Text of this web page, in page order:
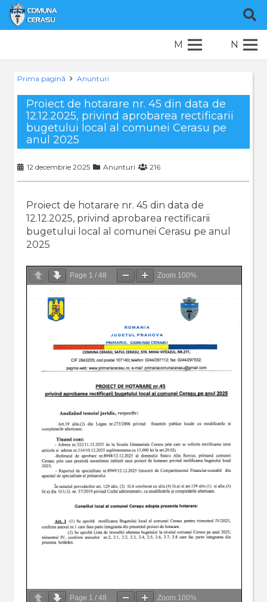
M N
Prima pagină Anunturi
Proiect de hotarare nr. 45 din data de
12.12.2025, privind aprobarea rectificarii
bugetului local al comunei Cerasu pe
anul 2025
12 decembrie 2025 Anunturi 216
Proiect de hotarare nr. 45 din data de
12.12.2025, privind aprobarea rectificarii
bugetului local al comunei Cerasu pe anul
2025
Page 1 / 48 Zoom 100%
Page 1 / 48 Zoom 100%